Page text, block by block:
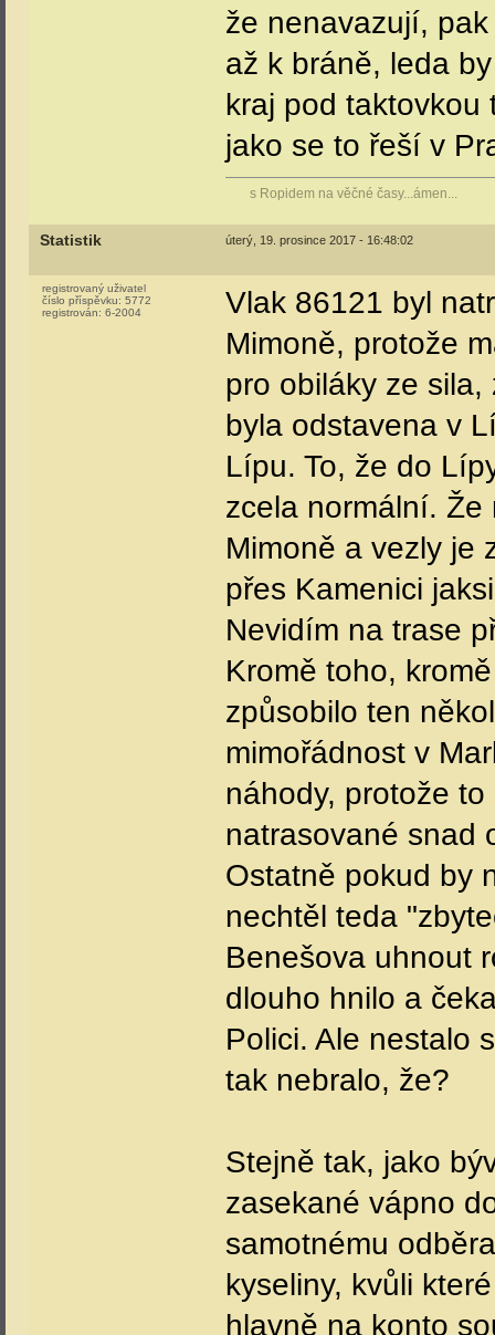
že nenavazují,
až k bráně, leda
kraj pod taktovkou
jako se to řeší v
s Ropidem na věčné časy...ámen...
Statistik úterý, 19. prosince 2017 - 16:48:02
registrovaný uživatel
číslo příspěvku: 5772
registrován: 6-2004
Vlak 86121 byl
Mimoně, protože
pro obiláky ze
byla odstavena v
Lípu. To, že do
zcela normální.
Mimoně a vezly je
přes Kamenici
Nevidím na trase
Kromě toho,
způsobilo ten
mimořádnost v
náhody, protože
natrasované snad
Ostatně pokud by
nechtěl teda
Benešova uhnout
dlouho hnilo a
Polici. Ale nestalo
tak nebralo, že?
Stejně tak, jako
zasekané vápno
samotnému
kyseliny, kvůli
hlavně na konto